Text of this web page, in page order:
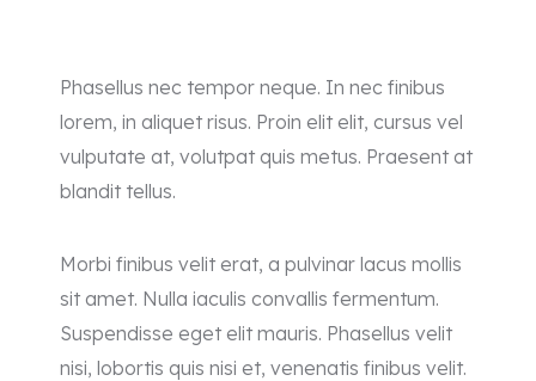
Phasellus nec tempor neque. In nec finibus
lorem, in aliquet risus. Proin elit elit, cursus vel
vulputate at, volutpat quis metus. Praesent at
blandit tellus.
Morbi finibus velit erat, a pulvinar lacus mollis
sit amet. Nulla iaculis convallis fermentum.
Suspendisse eget elit mauris. Phasellus velit
nisi, lobortis quis nisi et, venenatis finibus velit.